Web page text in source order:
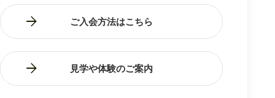
ご入会方法はこちら
見学や体験のご案内